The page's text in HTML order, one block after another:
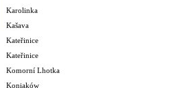
Karolinka
Kašava
Kateřinice
Kateřinice
Komorní Lhotka
Koniaków